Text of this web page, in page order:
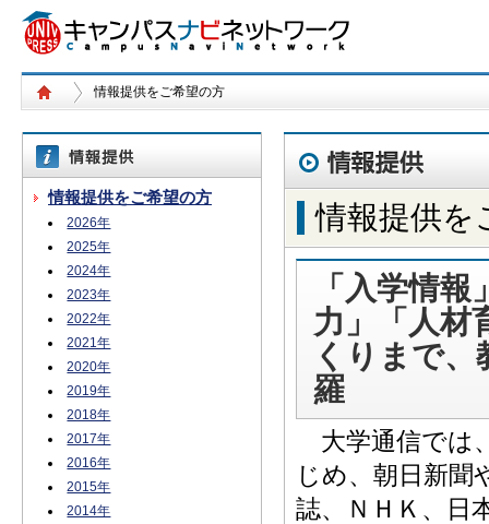
情報提供をご希望の方
情報提供をご希望の方
2026年
2025年
2024年
2023年
2022年
2021年
2020年
2019年
2018年
2017年
2016年
2015年
2014年
情報提供を
「入学情
力」「人材
くりまで
羅
大学通信では
じめ、朝日新聞
誌、ＮＨＫ、日